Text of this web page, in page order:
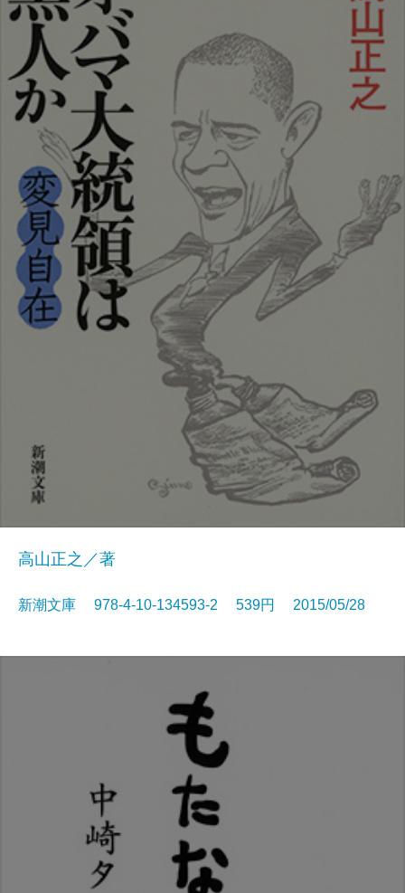
高山正之／著
新潮文庫 978-4-10-134593-2 539円 2015/05/28